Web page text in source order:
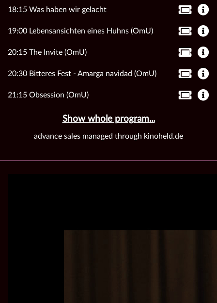
18:15 Was haben wir gelacht
19:00 Lebensansichten eines Huhns (OmU)
20:15 The Invite (OmU)
20:30 Bitteres Fest - Amarga navidad (OmU)
21:15 Obsession (OmU)
Show whole program...
advance sales managed through kinoheld.de